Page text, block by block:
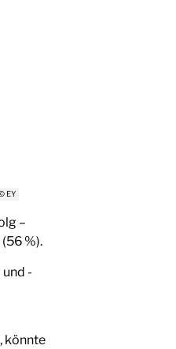
EY
–
%).
-
könnte